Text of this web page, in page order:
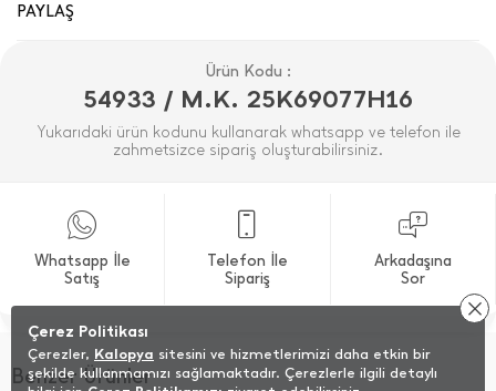
PAYLAŞ
Ürün Kodu :
54933 / M.K. 25K69077H16
Yukarıdaki ürün kodunu kullanarak whatsapp ve telefon ile
zahmetsizce sipariş oluşturabilirsiniz.
Whatsapp İle
Satış
Telefon İle
Sipariş
Arkadaşına
Sor
Benzer Ürünler
Çerez Politikası
Çerezler, Kalopya sitesini ve hizmetlerimizi daha etkin bir
şekilde kullanmamızı sağlamaktadır. Çerezlerle ilgili detaylı